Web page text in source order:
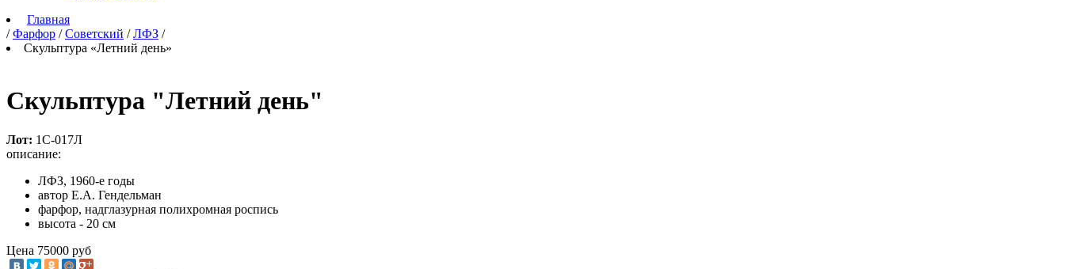
Главная
/ Фарфор / Советский / ЛФЗ /
Скульптура «Летний день»
Скульптура "Летний день"
Лот: 1С-017Л
описание:
ЛФЗ, 1960-е годы
автор Е.А. Гендельман
фарфор, надглазурная полихромная роспись
высота - 20 см
Цена 75000 руб